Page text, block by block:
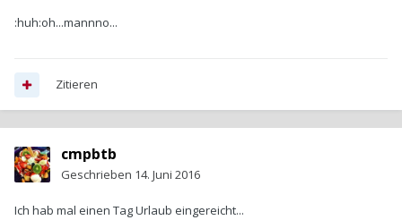
:huh:oh...mannno...
Zitieren
cmpbtb
Geschrieben 14. Juni 2016
Ich hab mal einen Tag Urlaub eingereicht...